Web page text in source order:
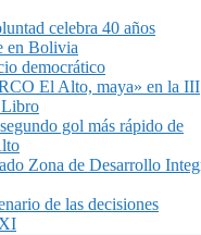
celebra 40 años
en Bolivia
democrático
El Alto, maya» en la III
Libro
gol más rápido de
Zona de Desarrollo
de las decisiones